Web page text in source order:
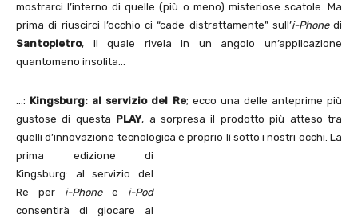
mostrarci l’interno di quelle (più o meno) misteriose scatole. Ma
prima di riuscirci l’occhio ci “cade distrattamente” sull’i-Phonedi
Santopietro, il quale rivela in un angolo un’applicazione
quantomeno insolita…
…: Kingsburg: al servizio del Re; ecco una delle anteprime più
gustose di questa PLAY, a sorpresa il prodotto più atteso tra
quelli d’innovazione tecnologica è proprio lì sotto i nostri occhi. La
prima edizione di
Kingsburg: al servizio del
Re per i-Phonee i-Pod
consentirà di giocare al